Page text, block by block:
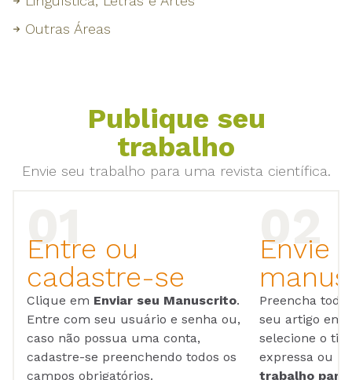
Outras Áreas
Publique seu
trabalho
Envie seu trabalho para uma revista científica.
Entre ou
cadastre-se
Clique em Enviar seu Manuscrito.
Entre com seu usuário e senha ou,
caso não possua uma conta,
cadastre-se preenchendo todos os
campos obrigatórios.
Envie
Preencha
seu artigo em
selecione o
expressa ou
trabalho para